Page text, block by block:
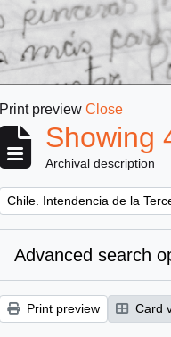
Print preview Close
Showing
Archival description
Remove filter:
Chile. Intendencia de la
Advanced search
Print preview Card